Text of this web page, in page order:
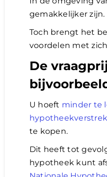
gemakkelijker zijn.
Toch brengt het
voordelen met
De
U hoeft minder te
te kopen.
Dit heeft tot
hypotheek kunt